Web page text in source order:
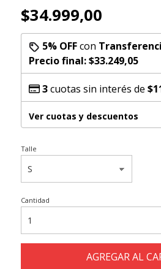
$34.999,00
5% OFFcon
Precio final:$33.249,05
3cuotas sin interés de
Ver cuotas y descuentos
Talle
Cantidad
AGREGAR AL